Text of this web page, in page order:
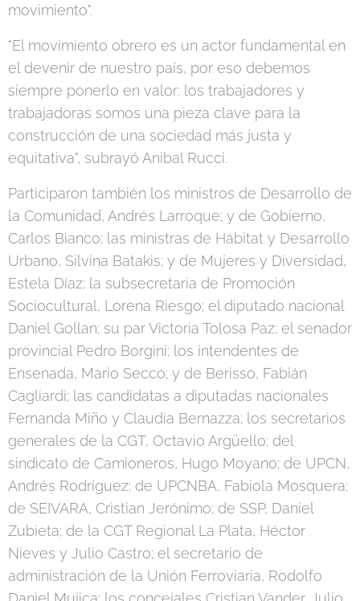
movimiento".
"El movimiento obrero es un actor fundamental en
el devenir de nuestro país, por eso debemos
siempre ponerlo en valor: los trabajadores y
trabajadoras somos una pieza clave para la
construcción de una sociedad más justa y
equitativa", subrayó Anibal Rucci.
Participaron también los ministros de Desarrollo de
la Comunidad, Andrés Larroque; y de Gobierno,
Carlos Bianco; las ministras de Hábitat y Desarrollo
Urbano, Silvina Batakis; y de Mujeres y Diversidad,
Estela Díaz; la subsecretaria de Promoción
Sociocultural, Lorena Riesgo; el diputado nacional
Daniel Gollan; su par Victoria Tolosa Paz; el senador
provincial Pedro Borgini; los intendentes de
Ensenada, Mario Secco; y de Berisso, Fabián
Cagliardi; las candidatas a diputadas nacionales
Fernanda Miño y Claudia Bernazza; los secretarios
generales de la CGT, Octavio Argüello; del
sindicato de Camioneros, Hugo Moyano; de UPCN,
Andrés Rodríguez; de UPCNBA, Fabiola Mosquera;
de SEIVARA, Cristian Jerónimo; de SSP, Daniel
Zubieta; de la CGT Regional La Plata, Héctor
Nieves y Julio Castro; el secretario de
administración de la Unión Ferroviaria, Rodolfo